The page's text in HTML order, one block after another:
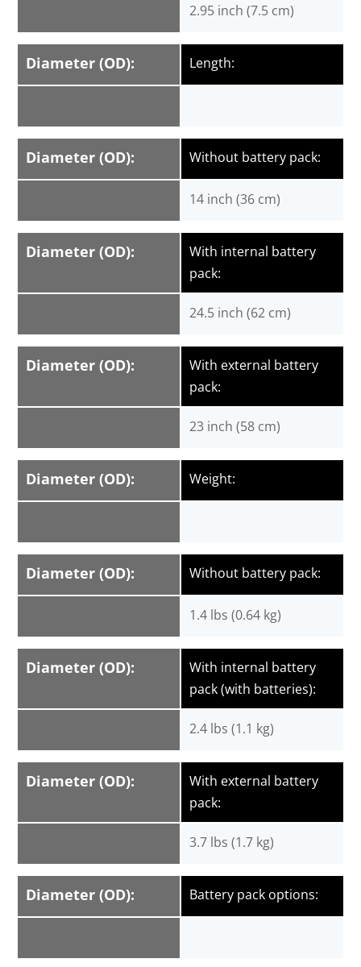
2.95 inch (7.5 cm)
Diameter (OD): Length:
Diameter (OD): Without battery pack:
14 inch (36 cm)
Diameter (OD):
With internal battery
pack:
24.5 inch (62 cm)
Diameter (OD):
With external battery
pack:
23 inch (58 cm)
Diameter (OD): Weight:
Diameter (OD): Without battery pack:
1.4 lbs (0.64 kg)
Diameter (OD):
With internal battery
pack (with batteries):
2.4 lbs (1.1 kg)
Diameter (OD):
With external battery
pack:
3.7 lbs (1.7 kg)
Diameter (OD): Battery pack options: